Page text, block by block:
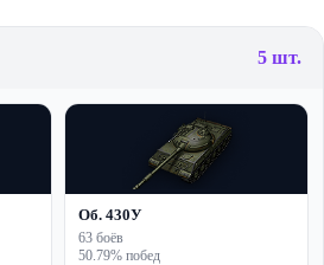
5 шт.
Об. 430У
63 боёв
50.79% побед